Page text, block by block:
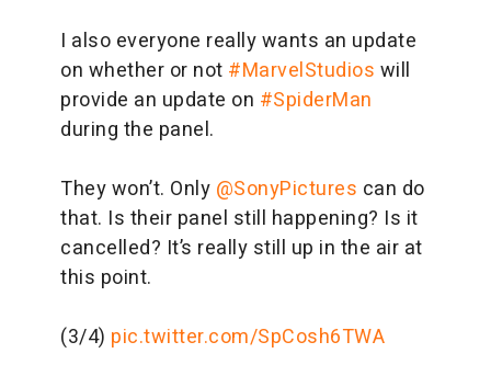
I also everyone really wants an update
on whether or not #MarvelStudios will
provide an update on #SpiderMan
during the panel.
They won’t. Only @SonyPictures can do
that. Is their panel still happening? Is it
cancelled? It’s really still up in the air at
this point.
(3/4) pic.twitter.com/SpCosh6TWA